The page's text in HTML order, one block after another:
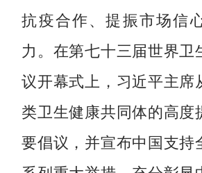
抗疫合作、提振市场信
力。在第七十三届世界卫
议开幕式上，习近平主席
类卫生健康共同体的高度
要倡议，并宣布中国支持